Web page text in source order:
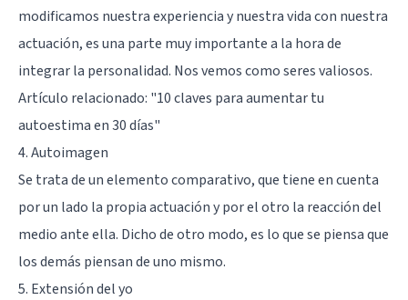
modificamos nuestra experiencia y nuestra vida con nuestra
actuación, es una parte muy importante a la hora de
integrar la personalidad. Nos vemos como seres valiosos.
Artículo relacionado: "10 claves para aumentar tu
autoestima en 30 días"
4. Autoimagen
Se trata de un elemento comparativo, que tiene en cuenta
por un lado la propia actuación y por el otro la reacción del
medio ante ella. Dicho de otro modo, es lo que se piensa que
los demás piensan de uno mismo.
5. Extensión del yo